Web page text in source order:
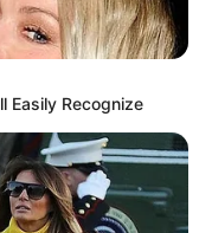
Easily Recognize